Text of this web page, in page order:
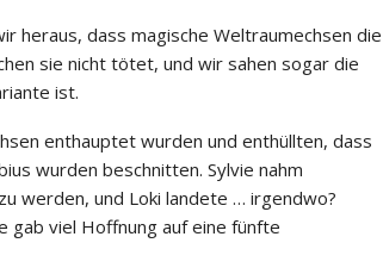
heraus, dass magische Weltraumechsen die
sie nicht tötet, und wir sahen sogar die
ist.
enthauptet wurden und enthüllten, dass
wurden beschnitten. Sylvie nahm
werden, und Loki landete … irgendwo?
gab viel Hoffnung auf eine fünfte